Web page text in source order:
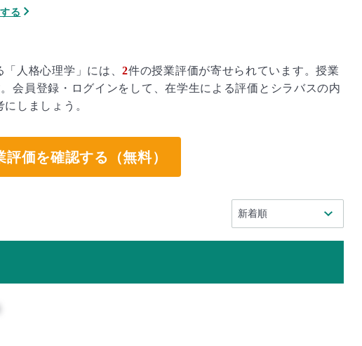
る
「人格心理学」には、2件の授業評価が寄せられています。授業
会員登録・ログインをして、在学生による評価とシラバスの内
しましょう。
評価を確認する（無料）